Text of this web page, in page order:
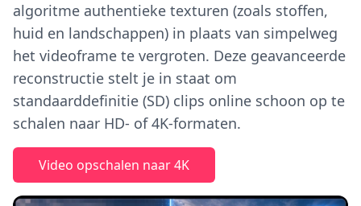
algoritme authentieke texturen (zoals stoffen,
huid en landschappen) in plaats van simpelweg
het videoframe te vergroten. Deze geavanceerde
reconstructie stelt je in staat om
standaarddefinitie (SD) clips online schoon op te
schalen naar HD- of 4K-formaten.
Video opschalen naar 4K